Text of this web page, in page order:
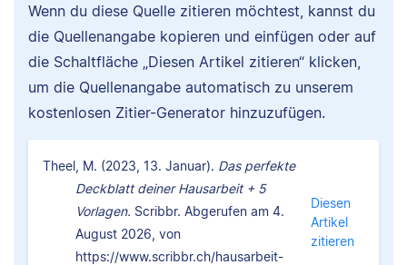
Wenn du diese Quelle zitieren möchtest, kannst du
die Quellenangabe kopieren und einfügen oder auf
die Schaltfläche „Diesen Artikel zitieren“ klicken,
um die Quellenangabe automatisch zu unserem
kostenlosen Zitier-Generator hinzuzufügen.
Theel, M. (2023, 13. Januar). Das perfekte
Deckblatt deiner Hausarbeit + 5
Vorlagen. Scribbr. Abgerufen am 4.
August 2026, von
https://www.scribbr.ch/hausarbeit-
Diesen
Artikel
zitieren